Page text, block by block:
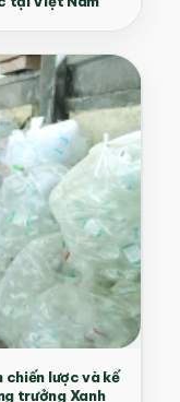
chiến lược và kế
trưởng Xanh